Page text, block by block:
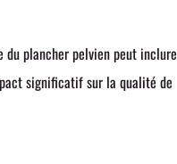
du plancher pelvien peut inclure
significatif sur la qualité de